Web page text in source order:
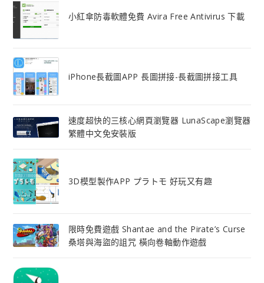
小紅傘防毒軟體免費 Avira Free Antivirus 下載
iPhone長截圖APP 長圖拼接-長截圖拼接工具
速度超快的三核心網頁瀏覽器 LunaScape瀏覽器
繁體中文免安裝版
3D模型製作APP プラトモ 好玩又有趣
限時免費遊戲 Shantae and the Pirate’s Curse
桑塔與海盜的詛咒 橫向卷軸動作遊戲